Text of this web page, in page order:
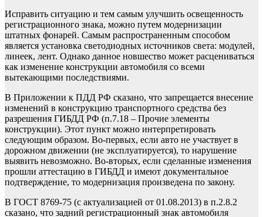
Исправить ситуацию и тем самым улучшить освещенность
регистрационного знака, можно путем модернизации
штатных фонарей. Самым распространенным способом
является установка светодиодных источников света: модулей,
линеек, лент. Однако данное новшество может расцениваться
как изменение конструкции автомобиля со всеми
вытекающими последствиями.
В Приложении к ПДД РФ сказано, что запрещается внесение
изменений в конструкцию транспортного средства без
разрешения ГИБДД РФ (п.7.18 – Прочие элементы
конструкции). Этот пункт можно интерпретировать
следующим образом. Во-первых, если авто не участвует в
дорожном движении (не эксплуатируется), то нарушение
выявить невозможно. Во-вторых, если сделанные изменения
прошли аттестацию в ГИБДД и имеют документальное
подтверждение, то модернизация произведена по закону.
В ГОСТ 8769-75 (с актуализацией от 01.08.2013) в п.2.8.2
сказано, что задний регистрационный знак автомобиля